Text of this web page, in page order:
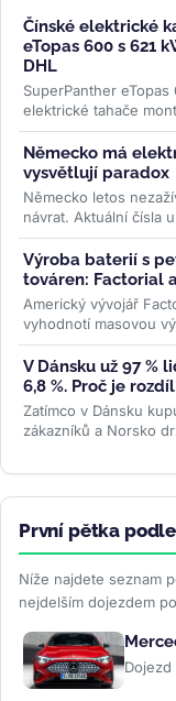
Čínské elektrické
eTopas 600 s 621
DHL
SuperPanther
elektrické tahače
CATL, reálný...>>
Německo má
vysvětlují paradox
Německo letos
návrat. Aktuální čísla
Výroba baterií s
továren: Factorial
Americký vývojář
vyhodnotí masovou
linkách....>>
V Dánsku už 97 %
6,8 %. Proč je
Zatímco v Dánsku
zákazníků a Norsko
První pětka podle
Níže najdete seznam
nejdelším dojezdem
Dojezd